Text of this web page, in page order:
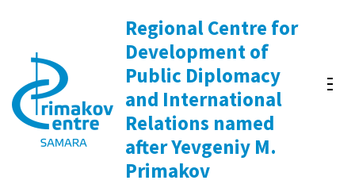
content
Enter)
Regional Centre for
Development of
Public Diplomacy
and International
Relations named
after Yevgeniy M.
Primakov